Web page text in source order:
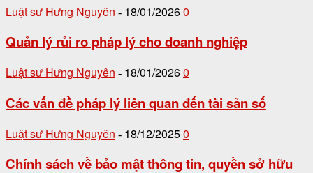
Luật sư Hưng Nguyên - 18/01/20260
Quản lý rủi ro pháp lý cho doanh nghiệp
Luật sư Hưng Nguyên - 18/01/20260
Các vấn đề pháp lý liên quan đến tài sản số
Luật sư Hưng Nguyên - 18/12/20250
Chính sách về bảo mật thông tin, quyền sở hữu